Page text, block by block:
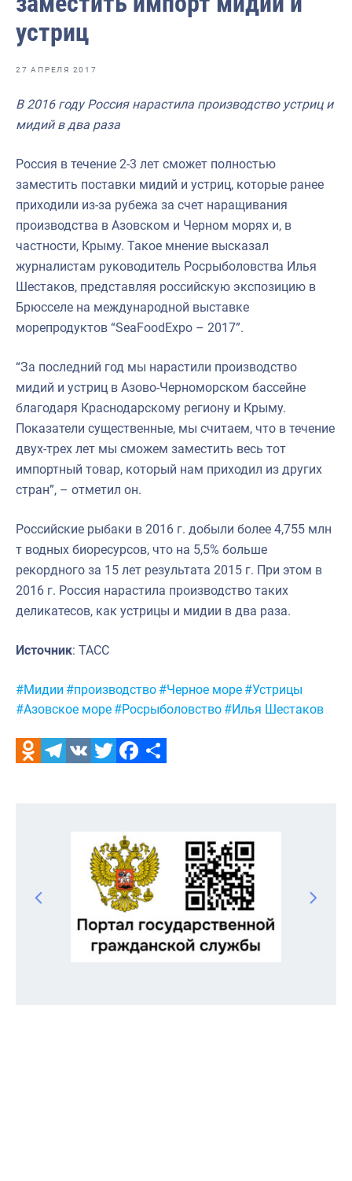
Отраслевые СМИ
Выставки и конференции
Научно-практическая литература
Рыбоохрана России
Отрасль в цифрах
Инфографика
Большая африканская экспедиция
Укрепление духовно-нравственных ценностей
События в России и мире
устриц
27 АПРЕЛЯ 2017
В 2016 году Россия нарастила производство устриц и
мидий в два раза
Россия в течение 2-3 лет сможет полностью
заместить поставки мидий и устриц, которые ранее
приходили из-за рубежа за счет наращивания
производства в Азовском и Черном морях и, в
частности, Крыму. Такое мнение высказал
журналистам руководитель Росрыболовства Илья
Шестаков, представляя российскую экспозицию в
Брюсселе на международной выставке
морепродуктов “SeaFoodExpo – 2017”.
“За последний год мы нарастили производство
мидий и устриц в Азово-Черноморском бассейне
благодаря Краснодарскому региону и Крыму.
Показатели существенные, мы считаем, что в течение
двух-трех лет мы сможем заместить весь тот
импортный товар, который нам приходил из других
стран”, – отметил он.
Российские рыбаки в 2016 г. добыли более 4,755 млн
т водных биоресурсов, что на 5,5% больше
рекордного за 15 лет результата 2015 г. При этом в
2016 г. Россия нарастила производство таких
деликатесов, как устрицы и мидии в два раза.
Источник: ТАСС
Метки:
#Мидии #производство #Черное море #Устрицы
#Азовское море #Росрыболовство #Илья Шестаков